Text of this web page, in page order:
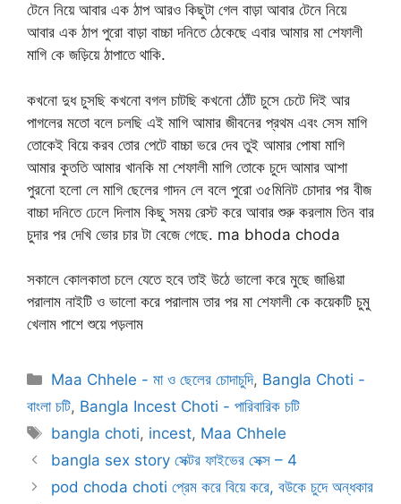
টেনে নিয়ে আবার এক ঠাপ আরও কিছুটা গেল বাড়া আবার টেনে নিয়ে
আবার এক ঠাপ পুরো বাড়া বাচ্চা দনিতে ঠেকেছে এবার আমার মা শেফালী
মাগি কে জড়িয়ে ঠাপাতে থাকি.
কখনো দুধ চুসছি কখনো বগল চাটছি কখনো ঠোঁট চুসে চেটে দিই আর
পাগলের মতো বলে চলছি এই মাগি আমার জীবনের প্রথম এবং সেস মাগি
তোকেই বিয়ে করব তোর পেটে বাচ্চা ভরে দেব তুই আমার পোষা মাগি
আমার কুততি আমার খানকি মা শেফালী মাগি তোকে চুদে আমার আশা
পুরনো হলো লে মাগি ছেলের গাদন লে বলে পুরো ৩৫মিনিট চোদার পর বীজ
বাচ্চা দনিতে ঢেলে দিলাম কিছু সময় রেস্ট করে আবার শুরু করলাম তিন বার
চুদার পর দেখি ভোর চার টা বেজে গেছে. ma bhoda choda
সকালে কোলকাতা চলে যেতে হবে তাই উঠে ভালো করে মুছে জাঙিয়া
পরালাম নাইটি ও ভালো করে পরালাম তার পর মা শেফালী কে কয়েকটি চুমু
খেলাম পাশে শুয়ে পড়লাম
Categories
Maa Chhele - মা ও ছেলের চোদাচুদি, Bangla Choti -
বাংলা চটি, Bangla Incest Choti - পারিবারিক চটি
Tags
bangla choti, incest, Maa Chhele
bangla sex story সেক্টর ফাইভের সেক্স – 4
pod choda choti প্রেম করে বিয়ে করে, বউকে চুদে অন্ধকার